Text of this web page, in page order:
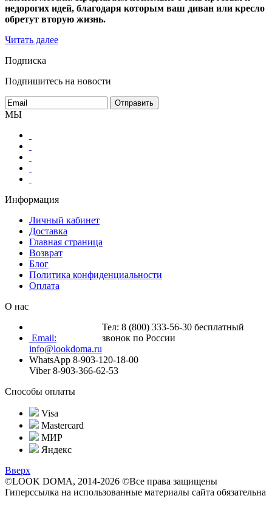
недорогих идей, благодаря которым ваш диван или кресло
обретут вторую жизнь.
Читать далее
Подписка
Подпишитесь на новости
МЫ
Информация
Личный кабинет
Доставка
Главная страница
Возврат
Блог
Политика конфиденциальности
Оплата
О нас
Тел: 8 (800) 333-56-30 бесплатный
звонок по России
Email:
info@lookdoma.ru
WhatsApp 8-903-120-18-00
Viber 8-903-366-62-53
Способы оплаты
Visa
Mastercard
МИР
Яндекс
Вверх
©LOOK DOMA, 2014-2026 ©Все права защищены
Гиперссылка на использованные материалы сайта обязательна